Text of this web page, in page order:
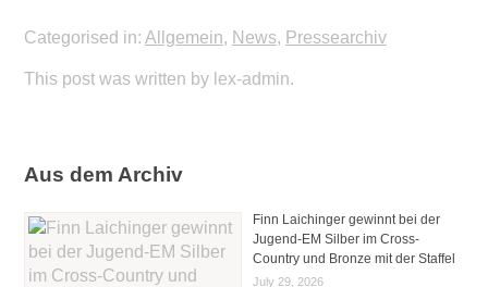
Categorised in: Allgemein, News, Pressearchiv
This post was written by lex-admin.
Aus dem Archiv
Finn Laichinger gewinnt bei der
Jugend-EM Silber im Cross-
Country und Bronze mit der Staffel
July 29, 2026